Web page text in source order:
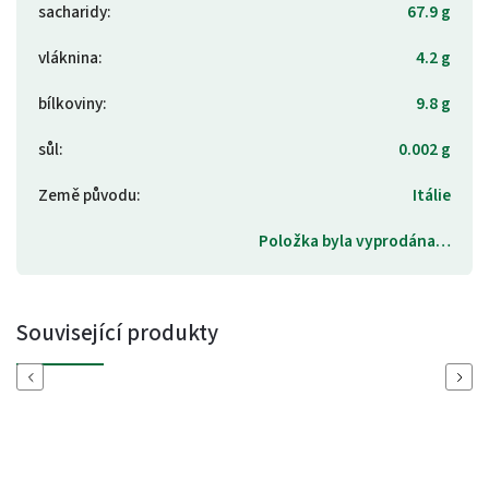
sacharidy:
67.9 g
vláknina:
4.2 g
bílkoviny:
9.8 g
sůl:
0.002 g
Země původu:
Itálie
Položka byla vyprodána…
Související produkty
Previous Next